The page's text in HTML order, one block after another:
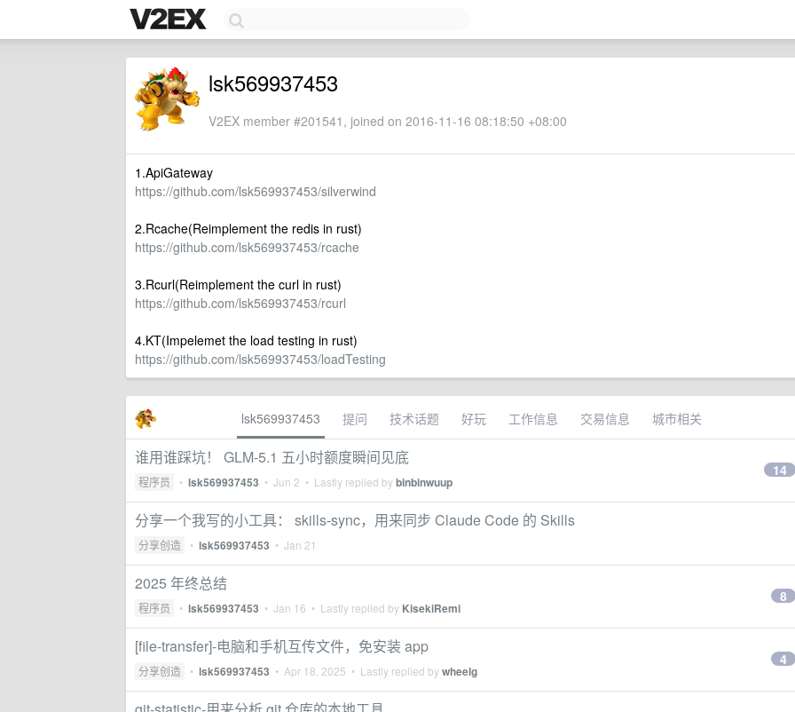
lsk569937453
V2EX member #201541, joined on 2016-11-16 08:18:50 +08:00
1.ApiGateway
https://github.com/lsk569937453/silverwind
2.Rcache(Reimplement the redis in rust)
https://github.com/lsk569937453/rcache
3.Rcurl(Reimplement the curl in rust)
https://github.com/lsk569937453/rcurl
4.KT(Impelemet the load testing in rust)
https://github.com/lsk569937453/loadTesting
lsk569937453 提问 技术话题 好玩 工作信息 交易信息 城市相关
谁用谁踩坑！ GLM-5.1 五小时额度瞬间见底
程序员 • lsk569937453 • Jun 2 • Lastly replied bybinbinwuup
14
分享一个我写的小工具： skills-sync，用来同步 Claude Code 的 Skills
分享创造 • lsk569937453 • Jan 21
2025 年终总结
程序员 • lsk569937453 • Jan 16 • Lastly replied by KisekiRemi
8
[file-transfer]-电脑和手机互传文件，免安装 app
分享创造 • lsk569937453 • Apr 18, 2025 • Lastly replied bywheelg
4